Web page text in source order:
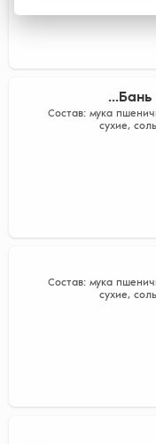
Бань
Состав: мука
сухие,
Состав: мука
сухие,